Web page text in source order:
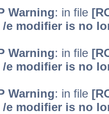
Warning: in file
/e modifier is no
Warning: in file
/e modifier is no
Warning: in file
/e modifier is no